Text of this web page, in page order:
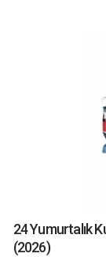
24 Yumurtalık
(2026)